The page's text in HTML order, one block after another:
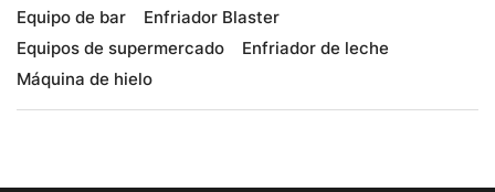
Equipo de bar
Enfriador Blaster
Equipos de supermercado
Enfriador de leche
Máquina de hielo